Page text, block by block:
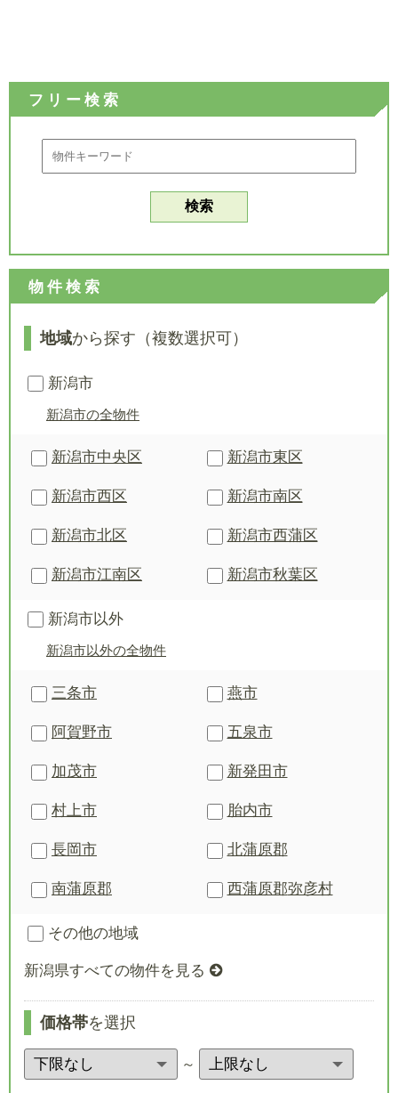
フリー検索
物件検索
地域から探す（複数選択可）
新潟市
新潟市の全物件
新潟市中央区 新潟市東区
新潟市西区 新潟市南区
新潟市北区 新潟市西蒲区
新潟市江南区 新潟市秋葉区
新潟市以外
新潟市以外の全物件
三条市 燕市
阿賀野市 五泉市
加茂市 新発田市
村上市 胎内市
長岡市 北蒲原郡
南蒲原郡 西蒲原郡弥彦村
その他の地域
新潟県すべての物件を見る
価格帯を選択
～